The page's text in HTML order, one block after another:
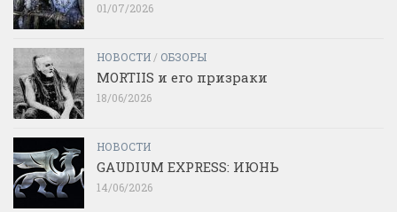
01/07/2026
НОВОСТИ/ ОБЗОРЫ
MORTIIS и его призраки
18/06/2026
НОВОСТИ
GAUDIUM EXPRESS: ИЮНЬ
14/06/2026